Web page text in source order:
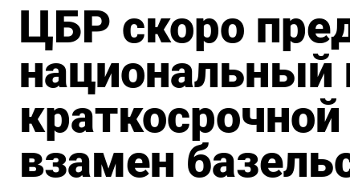
ЦБР скоро
национальный
взамен